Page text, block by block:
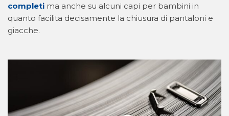
completi ma anche su alcuni capi per bambini in
quanto facilita decisamente la chiusura di pantaloni e
giacche.